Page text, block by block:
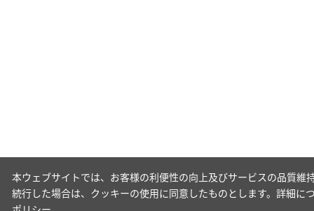
本ウェブサイトでは、お客様の利便性の向上及びサービスの品質
続行した場合は、クッキーの使用に同意したものとします。詳細